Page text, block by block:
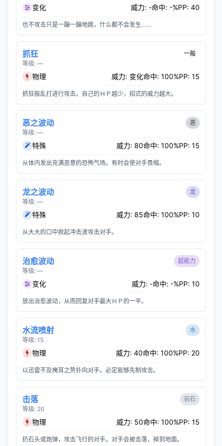
变化 威力: -命中: -%PP: 40
也不攻击只是一蹦一蹦地跳，什么都不会发生……
抓狂
等级: —
一般
物理 威力: 变化命中: 100%PP: 15
抓狂般乱打进行攻击。自己的ＨＰ越少，招式的威力越大。
恶之波动
等级: —
恶
特殊 威力: 80命中: 100%PP: 15
从体内发出充满恶意的恐怖气场。有时会使对手畏缩。
龙之波动
等级: —
龙
特殊 威力: 85命中: 100%PP: 10
从大大的口中掀起冲击波攻击对手。
治愈波动
等级: —
超能力
变化 威力: -命中: -%PP: 10
放出治愈波动，从而回复对手最大ＨＰ的一半。
水流喷射
等级: 15
水
物理 威力: 40命中: 100%PP: 20
以迅雷不及掩耳之势扑向对手。必定能够先制攻击。
击落
等级: 20
岩石
物理 威力: 50命中: 100%PP: 15
扔石头或炮弹，攻击飞行的对手。对手会被击落，掉到地面。